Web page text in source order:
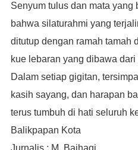
Senyum tulus dan mata
bahwa silaturahmi yang
ditutup dengan ramah tamah
kue lebaran yang dibawa
Dalam setiap gigitan,
kasih sayang, dan harapan
terus tumbuh di hati seluruh
Balikpapan Kota
Jurnalis : M. Baihaqi